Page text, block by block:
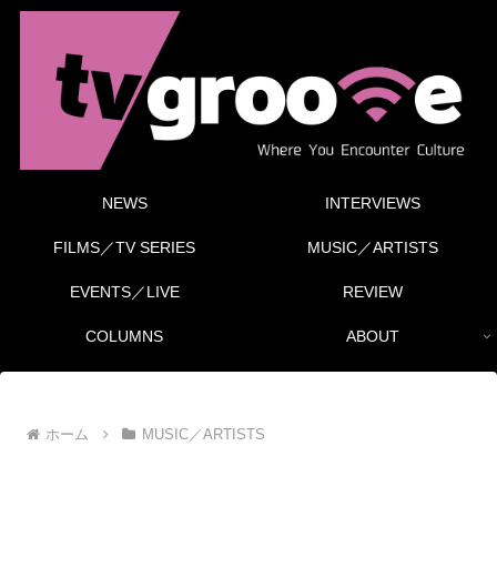
NEWS INTERVIEWS
FILMS／TV SERIES MUSIC／ARTISTS
EVENTS／LIVE REVIEW
COLUMNS ABOUT
ホーム MUSIC／ARTISTS